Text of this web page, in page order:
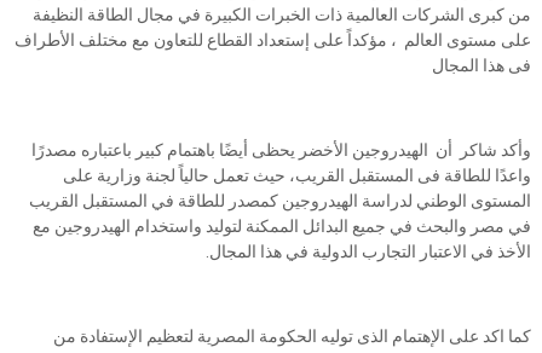
من كبرى الشركات العالمية ذات الخبرات الكبيرة في مجال الطاقة النظيفة
على مستوى العالم ، مؤكداً على إستعداد القطاع للتعاون مع مختلف الأطراف
فى هذا المجال
وأكد شاكر أن الهيدروجين الأخضر يحظى أيضًا باهتمام كبير باعتباره مصدرًا
واعدًا للطاقة فى المستقبل القريب، حيث تعمل حالياً لجنة وزارية على
المستوى الوطني لدراسة الهيدروجين كمصدر للطاقة في المستقبل القريب
في مصر والبحث في جميع البدائل الممكنة لتوليد واستخدام الهيدروجين مع
الأخذ في الاعتبار التجارب الدولية في هذا المجال.
كما اكد على الإهتمام الذى توليه الحكومة المصرية لتعظيم الإستفادة من